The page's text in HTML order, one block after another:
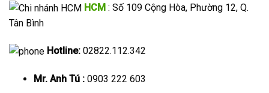
HCM : Số 109 Cộng Hòa, Phường 12, Q.
Tân Bình
Hotline: 02822.112.342
Mr. Anh Tú :0903 222 603